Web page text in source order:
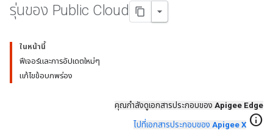
รุ่นของ Public Cloud
ในหน้านี้
ฟีเจอร์และการอัปเดตใหม่ๆ
แก้ไขข้อบกพร่อง
คุณกำลังดูเอกสารประกอบของ Apigee Edge
ไปที่เอกสารประกอบของ Apigee X info